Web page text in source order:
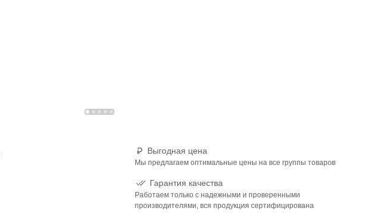
Выгодная цена
Мы предлагаем оптимальные цены на все группы товаров
Гарантия качества
Работаем только с надежными и проверенными
производителями, вся продукция сертифицирована